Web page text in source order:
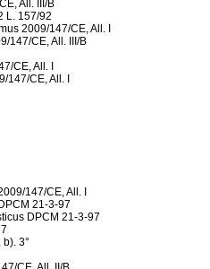
All. III/B
L. 157/92
2009/147/CE, All. I
147/CE, All. III/B
CE, All. I
CE, All. I
147/CE, All. I
21-3-97
DPCM 21-3-97
3°